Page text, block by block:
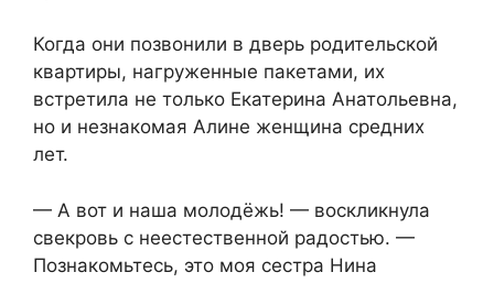
Когда они позвонили в дверь родительской
квартиры, нагруженные пакетами, их
встретила не только Екатерина Анатольевна,
но и незнакомая Алине женщина средних
лет.
— А вот и наша молодёжь! — воскликнула
свекровь с неестественной радостью. —
Познакомьтесь, это моя сестра Нина